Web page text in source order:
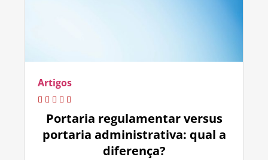
Artigos
Portaria regulamentar versus
portaria administrativa: qual a
diferença?